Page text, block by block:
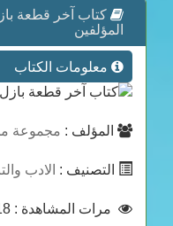
كتاب آخر قطعة
المؤلفين
معلومات الكتاب
المؤلف : مجموعة
التصنيف : الادب
مرات المشاهدة : 4418